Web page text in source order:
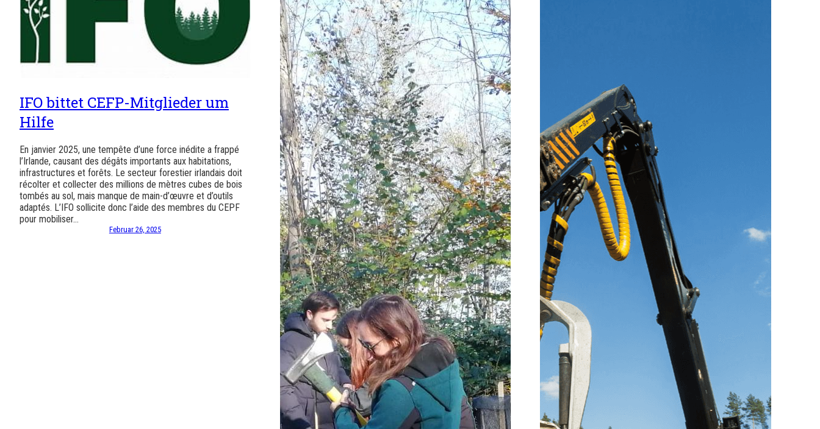
IFO bittet CEFP-Mitglieder um
Hilfe
En janvier 2025, une tempête d’une force inédite a frappé
l’Irlande, causant des dégâts importants aux habitations,
infrastructures et forêts. Le secteur forestier irlandais doit
récolter et collecter des millions de mètres cubes de bois
tombés au sol, mais manque de main-d’œuvre et d’outils
adaptés. L’IFO sollicite donc l’aide des membres du CEPF
pour mobiliser…
Februar 26, 2025